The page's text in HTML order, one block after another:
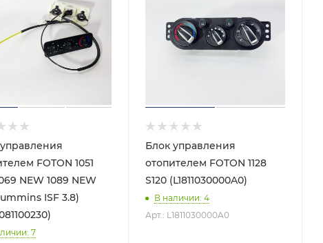
FOTON 1051
NEW 1089 NEW
ISF 3.8)
: 7
Блок управления
отопителем FOTON 1128
S120 (L1811030000A0)
В наличии: 4
Арт.: L1811030000A0